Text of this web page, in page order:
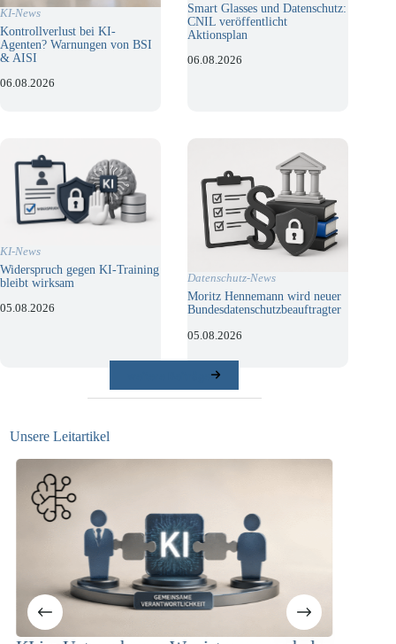
KI-News
Kontrollverlust bei KI-
Agenten? Warnungen von BSI
& AISI
06.08.2026
Smart Glasses und Datenschutz:
CNIL veröffentlicht
Aktionsplan
06.08.2026
KI-News
Widerspruch gegen KI-Training
bleibt wirksam
05.08.2026
Datenschutz-News
Moritz Hennemann wird neuer
Bundesdatenschutzbeauftragter
05.08.2026
Unsere Leitartikel